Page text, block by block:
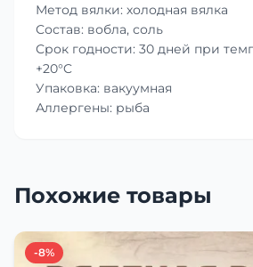
Метод вялки: холодная вялка
Состав: вобла, соль
Срок годности: 30 дней при
+20°C
Упаковка: вакуумная
Аллергены: рыба
Похожие товары
-8%